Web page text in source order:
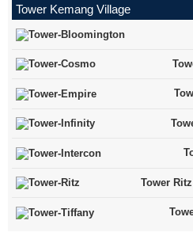
Tower Kemang Village
Tower Ritz